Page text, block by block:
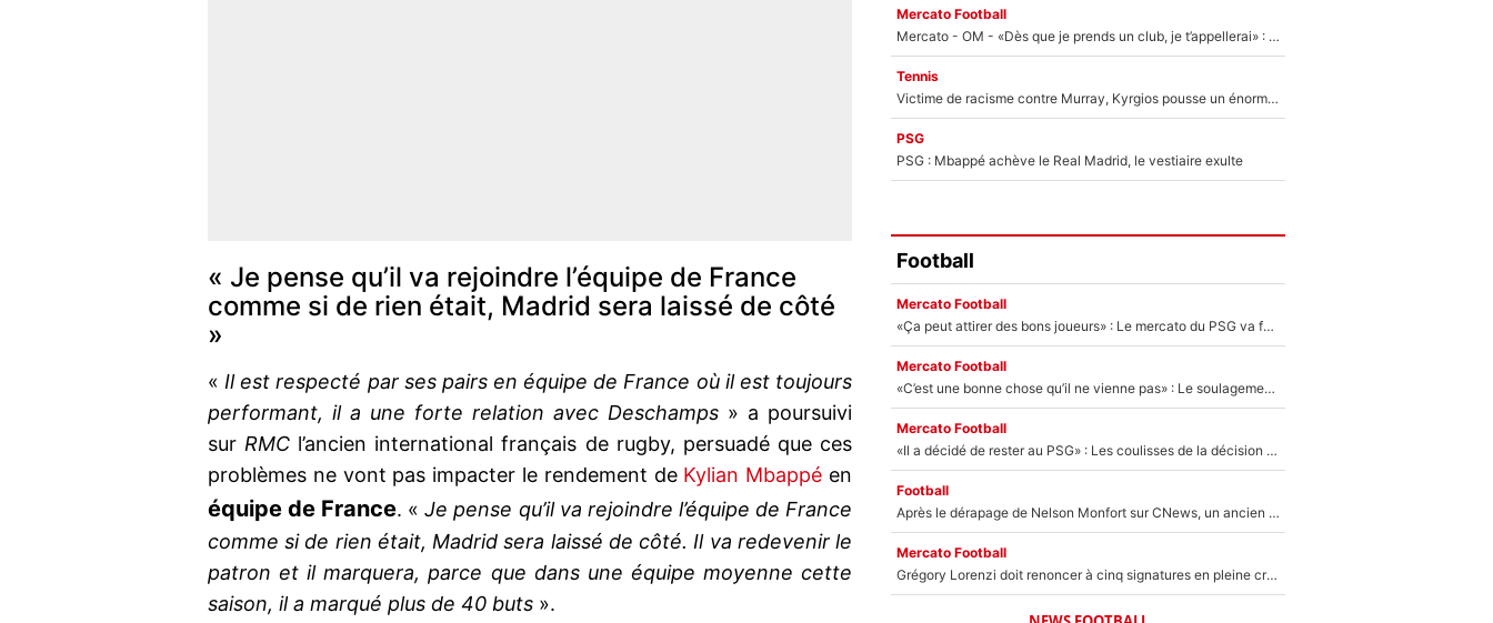
« Je pense qu’il va rejoindre l’équipe de France
comme si de rien était, Madrid sera laissé de côté
»
« Il est respecté par ses pairs en équipe de France où il est toujours
performant, il a une forte relation avec Deschamps » a poursuivi
surRMC l’ancien international français de rugby, persuadé que ces
problèmes ne vont pas impacter le rendement de Kylian Mbappé en
équipe de France. « Je pense qu’il va rejoindre l’équipe de France
comme si de rien était, Madrid sera laissé de côté. Il va redevenir le
patron et il marquera, parce que dans une équipe moyenne cette
saison, il a marqué plus de 40 buts ».
Mercato Football
Mercato - OM - «Dès que je prends un club, je t’appellerai» : La promesse de Marcelino au moment de claquer la porte
Tennis
Victime de racisme contre Murray, Kyrgios pousse un énorme coup de gueule !
PSG
PSG : Mbappé achève le Real Madrid, le vestiaire exulte
Football
Mercato Football
«Ça peut attirer des bons joueurs» : Le mercato du PSG va faire des victimes dans l'effectif de Luis Enrique ?
Mercato Football
«C’est une bonne chose qu’il ne vienne pas» : Le soulagement de l'After Foot après le transfert avorté de Yan Diomandé au PSG
Mercato Football
«Il a décidé de rester au PSG» : Les coulisses de la décision de Lucas Chevalier pour son transfert
Football
Après le dérapage de Nelson Monfort sur CNews, un ancien journaliste de France Télévisions relance la polémique sur les incendies en Gironde
Mercato Football
Grégory Lorenzi doit renoncer à cinq signatures en pleine crise financière : L’IA propose sept noms à l’OM pour un mercato réussi... à seulement 5M€ !